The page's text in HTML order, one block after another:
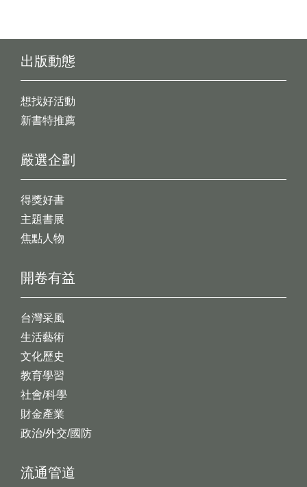
出版動態
想找好活動
新書特推薦
開卷有益
台灣采風
生活藝術
文化歷史
教育學習
社會/科學
財金產業
政治/外交/國防
嚴選企劃
得獎好書
主題書展
焦點人物
流通管道